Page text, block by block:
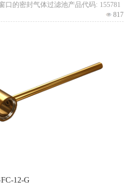
口的密封气体过滤池产品代码: 155781
817
12-G